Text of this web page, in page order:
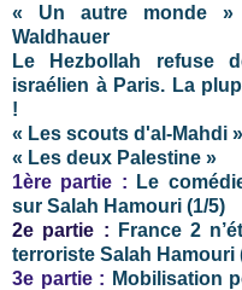
« Un autre monde »
Waldhauer
Le Hezbollah refuse
israélien à Paris. La
!
« Les scouts d'al-Mahdi
« Les deux Palestine »
1ère partie :
Le
sur Salah Hamouri (1/5)
2e partie :
France 2
terroriste Salah Hamouri
3e partie : Mobilisation